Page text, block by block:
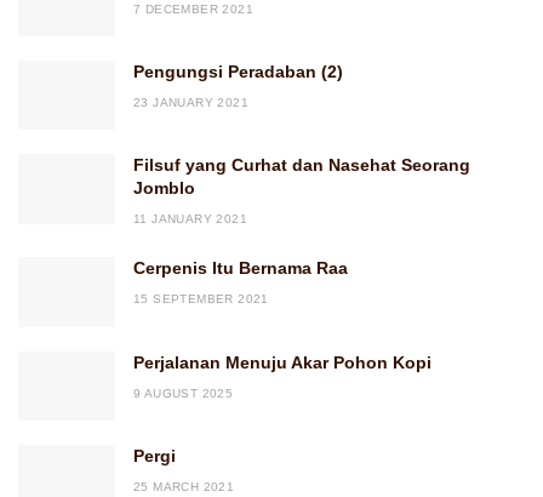
7 DECEMBER 2021
Pengungsi Peradaban (2)
23 JANUARY 2021
Filsuf yang Curhat dan Nasehat Seorang
Jomblo
11 JANUARY 2021
Cerpenis Itu Bernama Raa
15 SEPTEMBER 2021
Perjalanan Menuju Akar Pohon Kopi
9 AUGUST 2025
Pergi
25 MARCH 2021